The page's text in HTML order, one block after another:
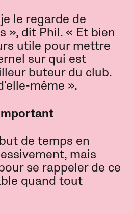
le regarde de
», dit Phil. « Et bien
utile pour mettre
sur qui est
buteur du club.
même ».
de temps en
mais
se rappeler de ce
quand tout